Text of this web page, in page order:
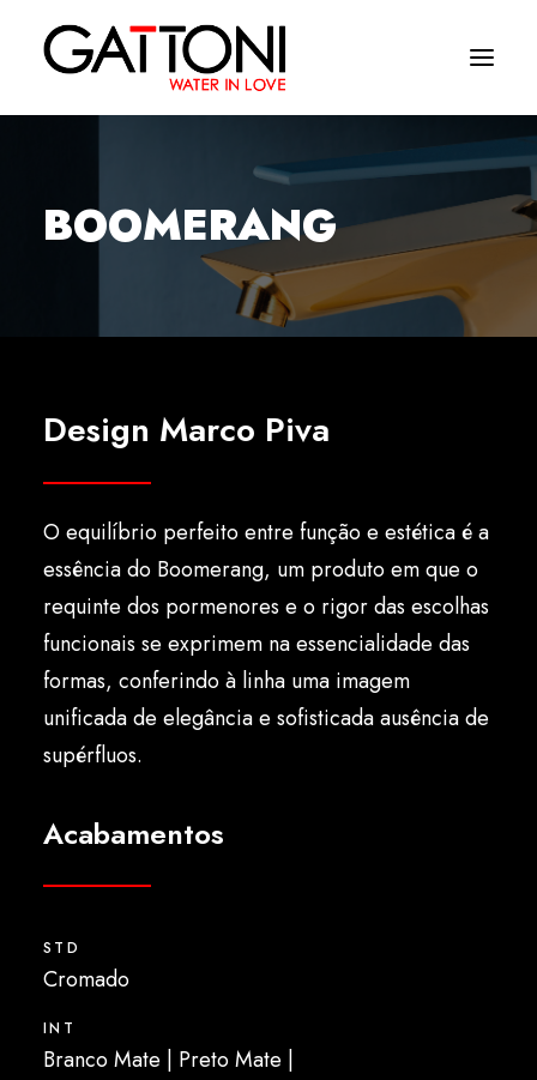
Ambientes
Media
Onde comprar
Português
BOOMERANG
Design Marco Piva
O equilíbrio perfeito entre função e estética é a
essência do Boomerang, um produto em que o
requinte dos pormenores e o rigor das escolhas
funcionais se exprimem na essencialidade das
formas, conferindo à linha uma imagem
unificada de elegância e sofisticada ausência de
supérfluos.
Acabamentos
STD
Cromado
INT
Branco Mate | Preto Mate |